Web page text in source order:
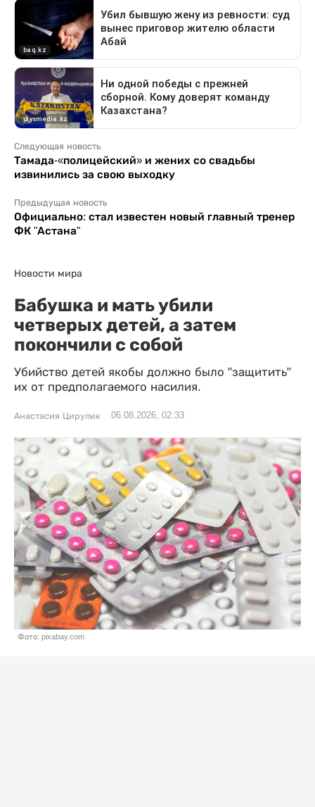
Следующая новость
Тамада-«полицейский» и жених со свадьбы
извинились за свою выходку
Предыдущая новость
Официально: стал известен новый главный тренер
ФК "Астана"
Новости мира
Бабушка и мать убили
четверых детей, а затем
покончили с собой
Убийство детей якобы должно было "защитить"
их от предполагаемого насилия.
Анастасия Цирулик 06.08.2026, 02:33
Фото: pixabay.com